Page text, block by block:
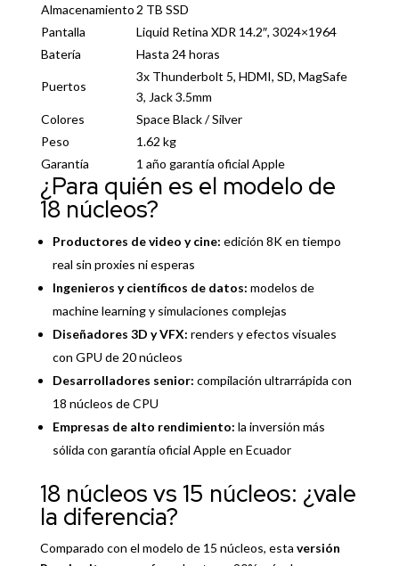
Almacenamiento 2 TB SSD
Pantalla
Liquid Retina XDR 14.2″, 3024×1964
Batería
Hasta 24 horas
Puertos
3x Thunderbolt 5, HDMI, SD, MagSafe
3, Jack 3.5mm
Colores
Space Black / Silver
Peso
1.62 kg
Garantía
1 año garantía oficial Apple
¿Para quién es el modelo de
18 núcleos?
Productores de video y cine: edición 8K en tiempo
real sin proxies ni esperas
Ingenieros y científicos de datos: modelos de
machine learning y simulaciones complejas
Diseñadores 3D y VFX: renders y efectos visuales
con GPU de 20 núcleos
Desarrolladores senior: compilación ultrarrápida con
18 núcleos de CPU
Empresas de alto rendimiento: la inversión más
sólida con garantía oficial Apple en Ecuador
18 núcleos vs 15 núcleos: ¿vale
la diferencia?
Comparado con el modelo de 15 núcleos, esta versión